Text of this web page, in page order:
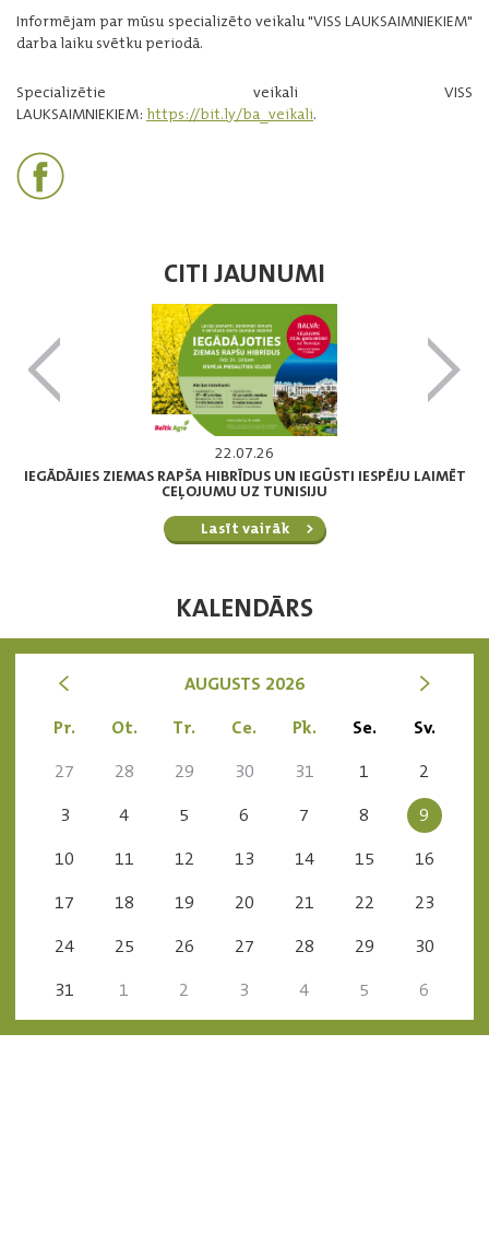
Informējam par mūsu specializēto veikalu "VISS LAUKSAIMNIEKIEM"
darba laiku svētku periodā.
Specializētie veikali VISS
LAUKSAIMNIEKIEM: https://bit.ly/ba_veikali.
CITI JAUNUMI
22.07.26
IEGĀDĀJIES ZIEMAS RAPŠA HIBRĪDUS UN IEGŪSTI IESPĒJU LAIMĒT
CEĻOJUMU UZ TUNISIJU
Lasīt vairāk
KALENDĀRS
< AUGUSTS 2026 >
Pr. Ot. Tr. Ce. Pk. Se.
Sv.
27
28 29 30 31 1
2
3
4 5 6 7 8
9
10
11 12 13 14 15
16
17
18 19 20 21 22
23
24
25 26 27 28 29
30
31
1 2 3 4 5 6